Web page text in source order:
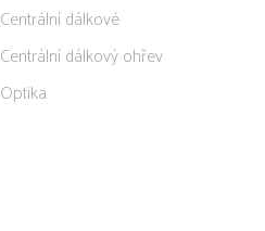
Centrální dálkové
Centrální dálkový ohřev
Optika